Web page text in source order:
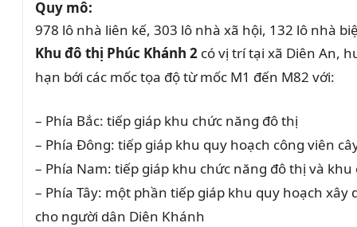
Quy mô:
978 lô nhà liên kế, 303 lô nhà xã hội, 132 lô nhà
Khu đô thị Phúc Khánh 2 có vị trí tại xã Diên An,
hạn bới các mốc tọa độ từ mốc M1 đến M82 với:
– Phía Bắc: tiếp giáp khu chức năng đô thị
– Phía Đông: tiếp giáp khu quy hoạch công viên
– Phía Nam: tiếp giáp khu chức năng đô thị và
– Phía Tây: một phần tiếp giáp khu quy hoạch
cho người dân Diên Khánh